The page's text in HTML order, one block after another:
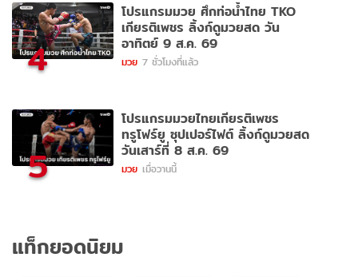
4
โปรแกรมมวย ศึกท่อน้ำไทย TKO
เกียรติเพชร ลิ้งก์ดูมวยสด วัน
อาทิตย์ 9 ส.ค. 69
มวย 7 ชั่วโมงที่แล้ว
5
โปรแกรมมวยไทยเกียรติเพชร
ทรูโฟร์ยู ซุปเปอร์ไฟต์ ลิ้งก์ดูมวยสด
วันเสาร์ที่ 8 ส.ค. 69
มวย เมื่อวานนี้
แท็กยอดนิยม